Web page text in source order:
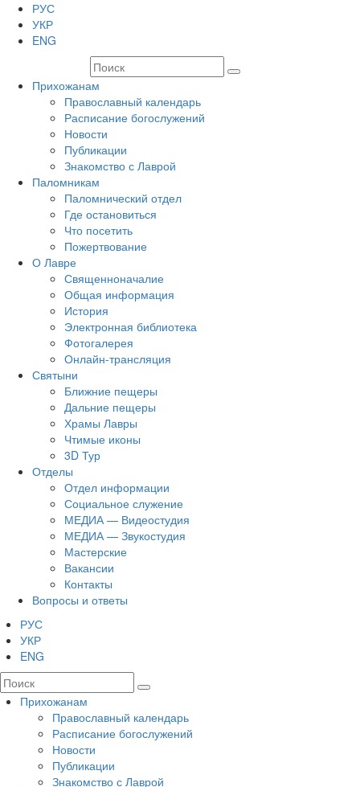
РУС
УКР
ENG
Прихожанам
Православный календарь
Расписание богослужений
Новости
Публикации
Знакомство с Лаврой
Паломникам
Паломнический отдел
Где остановиться
Что посетить
Пожертвование
О Лавре
Священноначалие
Общая информация
История
Электронная библиотека
Фотогалерея
Онлайн-трансляция
Святыни
Ближние пещеры
Дальние пещеры
Храмы Лавры
Чтимые иконы
3D Тур
Отделы
Отдел информации
Социальное служение
МЕДИА — Видеостудия
МЕДИА — Звукостудия
Мастерские
Вакансии
Контакты
Вопросы и ответы
РУС
УКР
ENG
Прихожанам
Православный календарь
Расписание богослужений
Новости
Публикации
Знакомство с Лаврой